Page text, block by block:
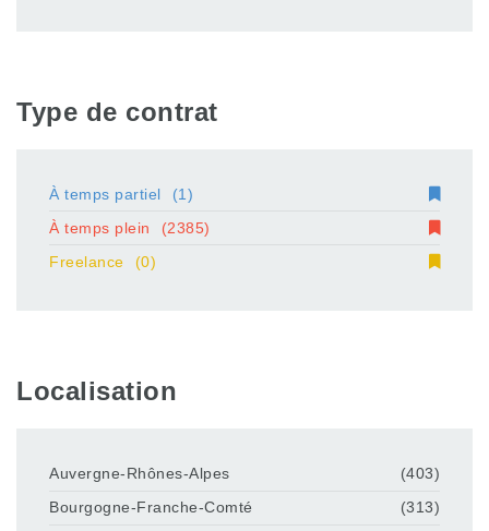
Type de contrat
À temps partiel
(1)
À temps plein
(2385)
Freelance
(0)
Localisation
Auvergne-Rhônes-Alpes
(403)
Bourgogne-Franche-Comté
(313)